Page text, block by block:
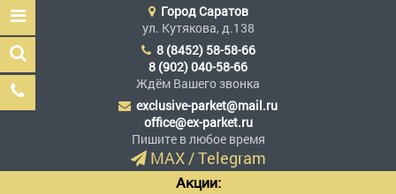
Эксклюзив Паркет
Мы сделали эксклюзив
доступным
ГородСаратов
ул. Кутякова, д.138
8 (8452) 58-58-66
8 (902) 040-58-66
Ждём Вашего звонка
exclusive-parket@mail.ru
office@ex-parket.ru
Пишите в любое время
MAX/Telegram
Акции: